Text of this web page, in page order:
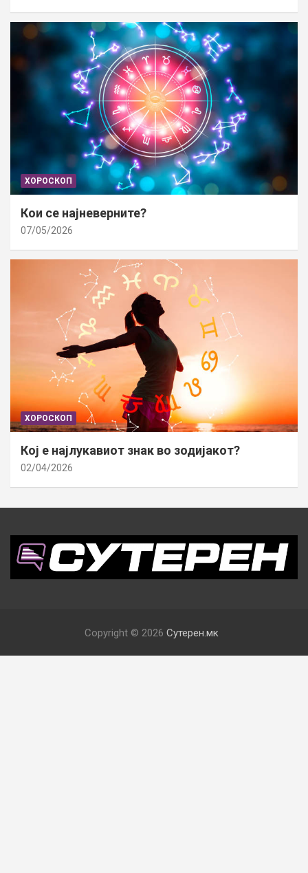
ХОРОСКОП
Кои се најневерните?
07/05/2026
ХОРОСКОП
Кој е најлукавиот знак во зодијакот?
02/04/2026
Copyright © 2026 Сутерен.мк